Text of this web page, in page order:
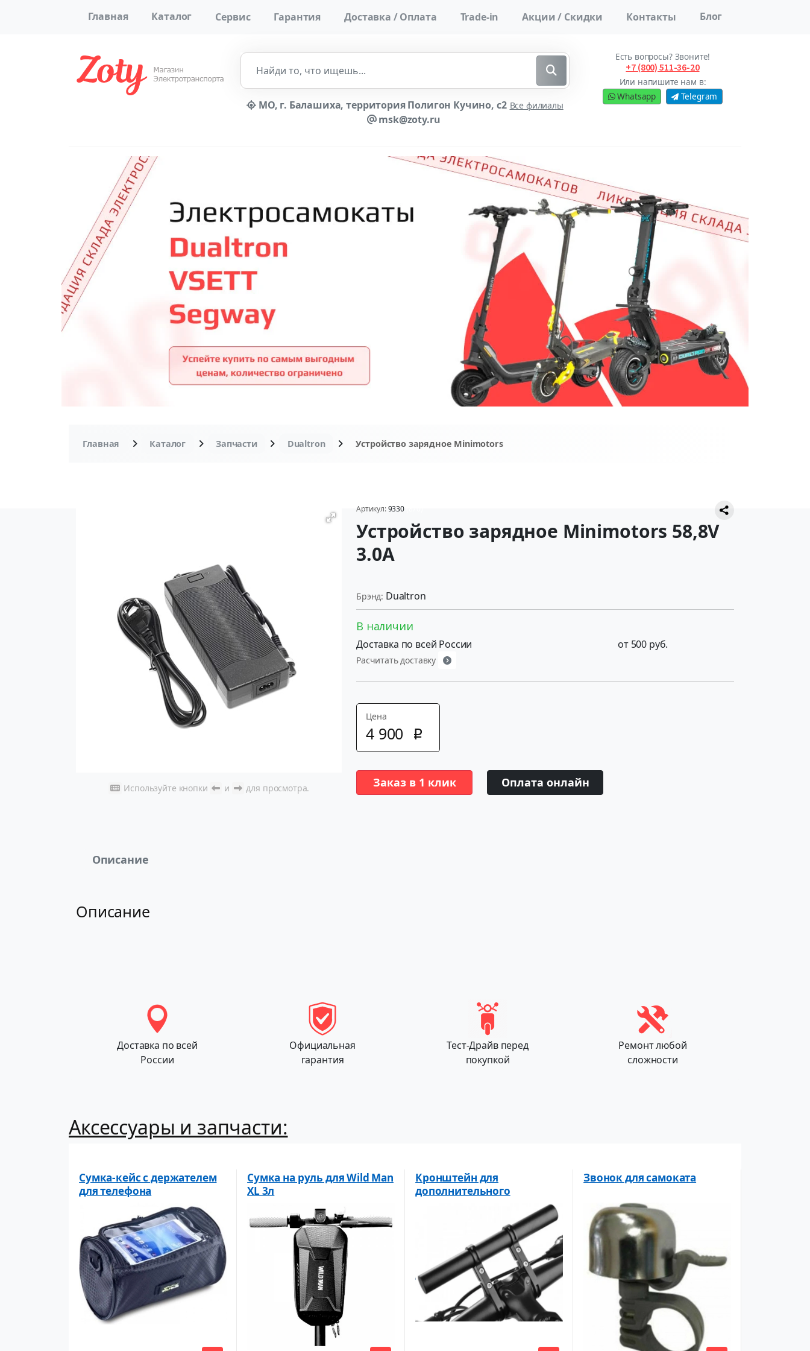
Главная Каталог Сервис Гарантия Доставка / Оплата Trade-in Акции / Скидки Контакты Блог
МО, г. Балашиха, территория Полигон Кучино, с2 Все филиалы
msk@zoty.ru
Есть вопросы? Звоните!
+7 (800) 511-36-20
Или напишите нам в:
Whatsapp
Telegram
Главная Каталог Запчасти Dualtron Устройство зарядное Minimotors
Используйте кнопки и для просмотра.
Артикул:9330
Устройство зарядное Minimotors 58,8V
3.0А
Брэнд: Dualtron
В наличии
Доставка по всей России
Расчитать доставку
от 500 руб.
Цена
4 900 p
Заказ в 1 клик Оплата онлайн
Описание
Описание
Доставка по всей
России
Официальная
гарантия
Тест-Драйв перед
покупкой
Ремонт любой
сложности
Аксессуары и запчасти:
Сумка-кейс с держателем
для телефона
Сумка на руль для Wild Man
XL 3л
Кронштейн для
дополнительного
Звонок для самоката